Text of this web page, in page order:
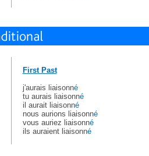
First Past
j'aurais liaisonné
tu aurais liaisonné
il aurait liaisonné
nous aurions liaisonné
vous auriez liaisonné
ils auraient liaisonné